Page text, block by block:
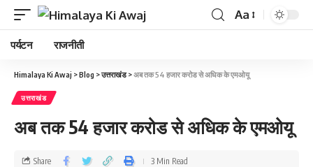
Aa
पर्यटन राजनीती
Himalaya Ki Awaj >Blog >उत्तराखंड>अब तक 54 हजार करोड से अधिक के एमओयू
उत्तराखंड
अब तक 54 हजार करोड से अधिक के एमओयू
Share 3 Min Read